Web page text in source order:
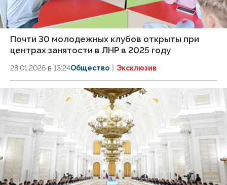
Почти 30 молодежных клубов открыты при
центрах занятости в ЛНР в 2025 году
28.01.2026 в 13:24Общество Эксклюзив